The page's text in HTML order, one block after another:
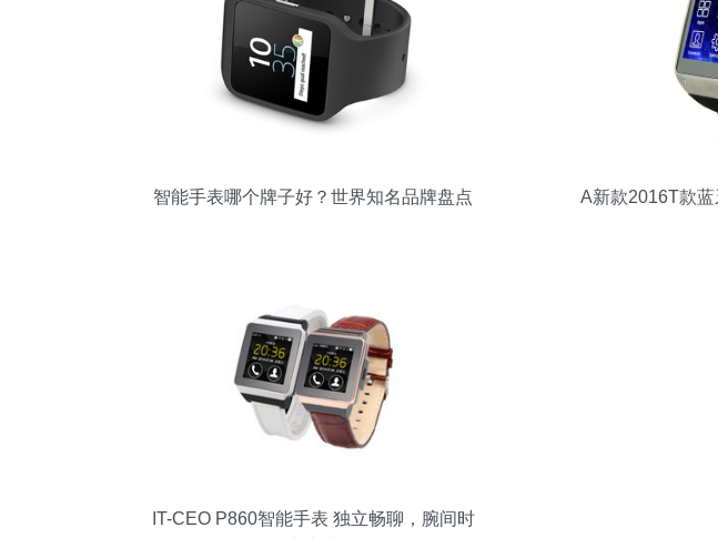
智能手表哪个牌子好？世界知名品牌盘点
A新款2016T款
IT-CEO P860智能手表 独立畅聊，腕间时